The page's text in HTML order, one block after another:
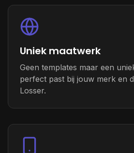
Uniek maatwerk
Geen templates maar een
perfect past bij jouw merk en
Losser.